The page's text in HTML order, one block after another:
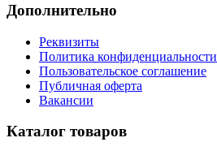
Дополнительно
Реквизиты
Политика конфиденциальности
Пользовательское соглашение
Публичная оферта
Вакансии
Каталог товаров